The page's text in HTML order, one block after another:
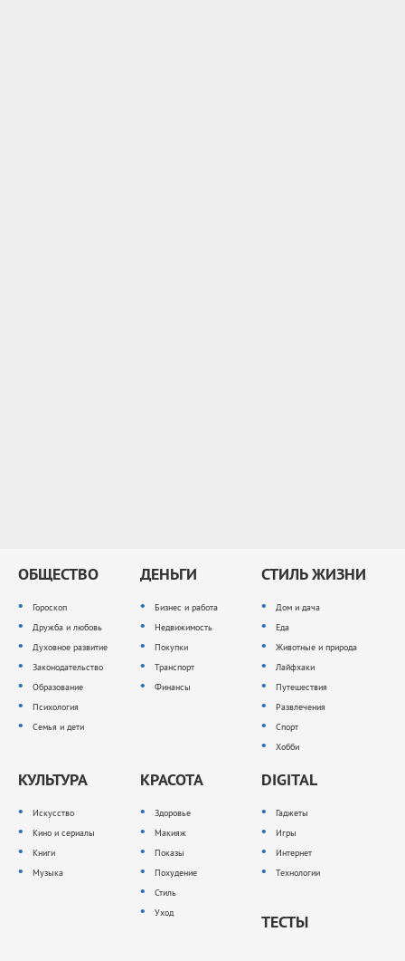
ОБЩЕСТВО
Гороскоп
Дружба и любовь
Духовное развитие
Законодательство
Образование
Психология
Семья и дети
ДЕНЬГИ
Бизнес и работа
Недвижимость
Покупки
Транспорт
Финансы
СТИЛЬ ЖИЗНИ
Дом и дача
Еда
Животные и природа
Лайфхаки
Путешествия
Развлечения
Спорт
Хобби
КУЛЬТУРА
Искусство
Кино и сериалы
Книги
Музыка
КРАСОТА
Здоровье
Макияж
Показы
Похудение
Стиль
Уход
DIGITAL
Гаджеты
Игры
Интернет
Технологии
ТЕСТЫ